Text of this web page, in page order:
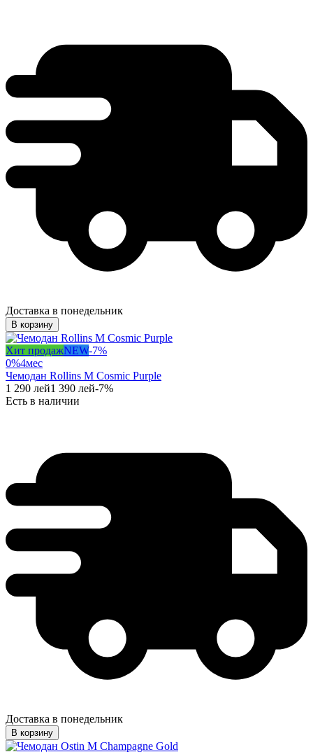
Доставка в понедельник
В корзину
Хит продажNEW-7%
0%4мес
Чемодан Rollins M Cosmic Purple
1 290 лей1 390 лей-7%
Есть в наличии
Доставка в понедельник
В корзину